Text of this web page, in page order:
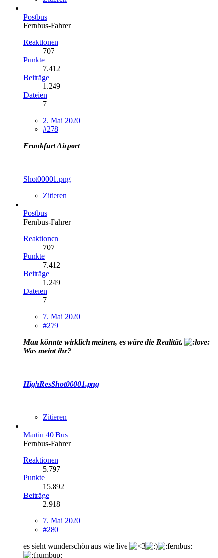
Postbus
Fernbus-Fahrer
Reaktionen
707
Punkte
7.412
Beiträge
1.249
Dateien
7
2. Mai 2020
#278
Frankfurt Airport
Shot00001.png
Zitieren
Postbus
Fernbus-Fahrer
Reaktionen
707
Punkte
7.412
Beiträge
1.249
Dateien
7
7. Mai 2020
#279
Man könnte wirklich meinen, es wäre die Realität.
Was meint ihr?
HighResShot00001.png
Zitieren
Martin 40 Bus
Fernbus-Fahrer
Reaktionen
5.797
Punkte
15.892
Beiträge
2.918
7. Mai 2020
#280
es sieht wunderschön aus wie live